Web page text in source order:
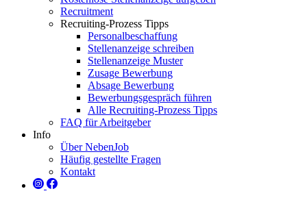
Recruitment
Recruiting-Prozess Tipps
Personalbeschaffung
Stellenanzeige schreiben
Stellenanzeige Muster
Zusage Bewerbung
Absage Bewerbung
Bewerbungsgespräch führen
Alle Recruiting-Prozess Tipps
FAQ für Arbeitgeber
Info
Über NebenJob
Häufig gestellte Fragen
Kontakt